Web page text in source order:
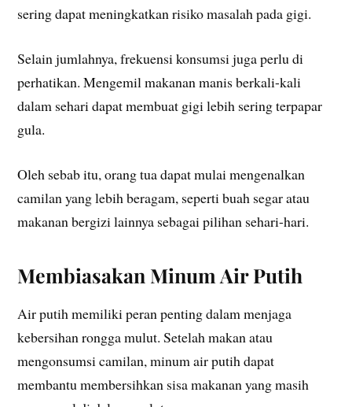
sering dapat meningkatkan risiko masalah pada gigi.
Selain jumlahnya, frekuensi konsumsi juga perlu di
perhatikan. Mengemil makanan manis berkali-kali
dalam sehari dapat membuat gigi lebih sering terpapar
gula.
Oleh sebab itu, orang tua dapat mulai mengenalkan
camilan yang lebih beragam, seperti buah segar atau
makanan bergizi lainnya sebagai pilihan sehari-hari.
Membiasakan Minum Air Putih
Air putih memiliki peran penting dalam menjaga
kebersihan rongga mulut. Setelah makan atau
mengonsumsi camilan, minum air putih dapat
membantu membersihkan sisa makanan yang masih